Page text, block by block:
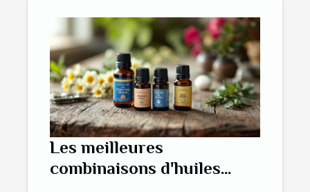
Les meilleures
combinaisons d'huiles